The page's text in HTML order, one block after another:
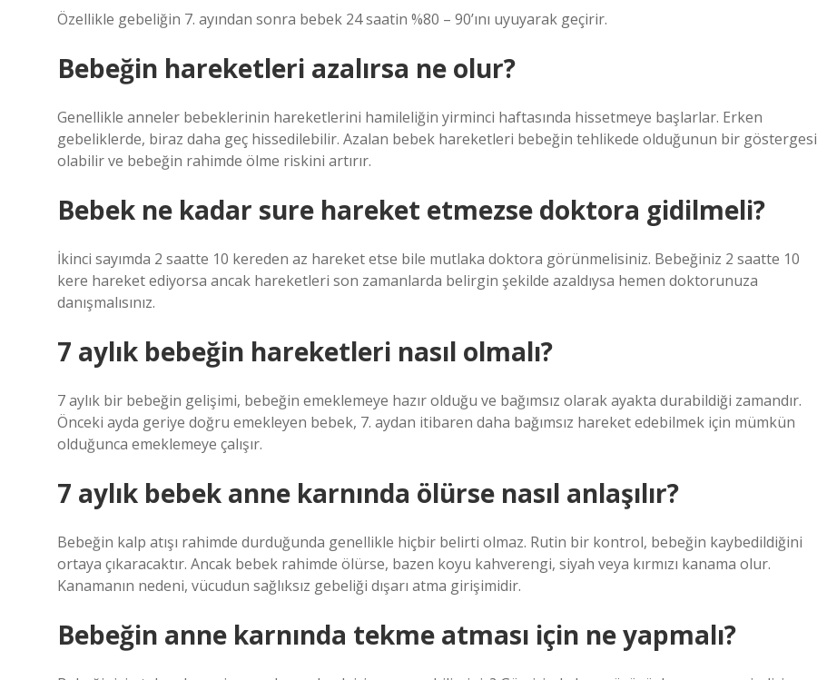
Özellikle gebeliğin 7. ayından sonra bebek 24 saatin %80 – 90’ını uyuyarak geçirir.
Bebeğin hareketleri azalırsa ne olur?
Genellikle anneler bebeklerinin hareketlerini hamileliğin yirminci haftasında hissetmeye başlarlar. Erken
gebeliklerde, biraz daha geç hissedilebilir. Azalan bebek hareketleri bebeğin tehlikede olduğunun bir göstergesi
olabilir ve bebeğin rahimde ölme riskini artırır.
Bebek ne kadar sure hareket etmezse doktora gidilmeli?
İkinci sayımda 2 saatte 10 kereden az hareket etse bile mutlaka doktora görünmelisiniz. Bebeğiniz 2 saatte 10
kere hareket ediyorsa ancak hareketleri son zamanlarda belirgin şekilde azaldıysa hemen doktorunuza
danışmalısınız.
7 aylık bebeğin hareketleri nasıl olmalı?
7 aylık bir bebeğin gelişimi, bebeğin emeklemeye hazır olduğu ve bağımsız olarak ayakta durabildiği zamandır.
Önceki ayda geriye doğru emekleyen bebek, 7. aydan itibaren daha bağımsız hareket edebilmek için mümkün
olduğunca emeklemeye çalışır.
7 aylık bebek anne karnında ölürse nasıl anlaşılır?
Bebeğin kalp atışı rahimde durduğunda genellikle hiçbir belirti olmaz. Rutin bir kontrol, bebeğin kaybedildiğini
ortaya çıkaracaktır. Ancak bebek rahimde ölürse, bazen koyu kahverengi, siyah veya kırmızı kanama olur.
Kanamanın nedeni, vücudun sağlıksız gebeliği dışarı atma girişimidir.
Bebeğin anne karnında tekme atması için ne yapmalı?